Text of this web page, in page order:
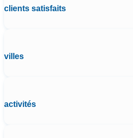
clients satisfaits
villes
activités